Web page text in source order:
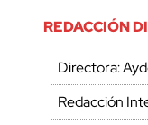
REDACCIÓN
Directora:
Redacción